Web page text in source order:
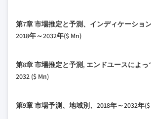
3.2.23 業界の落とし穴と課題
3.2.2.1の 肘の取り替え
3.2.2.2 合併症や感染症
3.3 成長の潜在的な分析
3.5 技術開発風景
6.2 コバルトクロム合金
6.3チタン合金
6.5の その他の材料
第7章 市場推定と予測、インディケーション
2018年～2032年($ Mn)
7.2 Osteoarthritisの
7.3 術後の関節炎
7.5 練習
第8章 市場推定と予測, エンドユースによっ
2032 ($ Mn)
8.2 病院
第9章 市場予測、地域別、2018年～2032年($